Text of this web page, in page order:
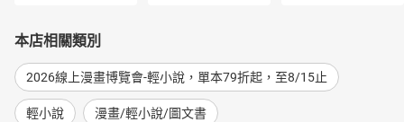
本店相關類別
2026線上漫畫博覽會-輕小說，單本79折起，至8/15止
輕小說 漫畫/輕小說/圖文書